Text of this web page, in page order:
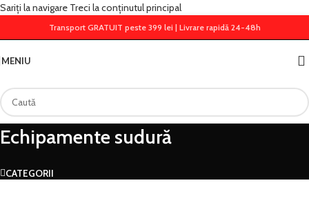
Sariți la navigare Treci la conținutul principal
Transport GRATUIT peste 399 lei | Livrare rapidă 24-48h
MENIU
Echipamente sudură
CATEGORII